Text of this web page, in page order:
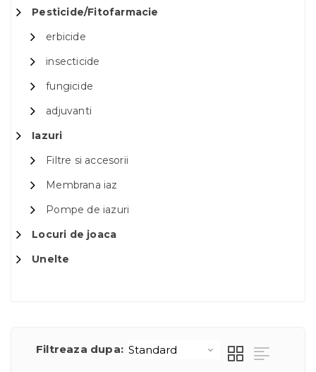
Pesticide/Fitofarmacie
erbicide
insecticide
fungicide
adjuvanti
Iazuri
Filtre si accesorii
Membrana iaz
Pompe de iazuri
Locuri de joaca
Unelte
Filtreaza dupa: